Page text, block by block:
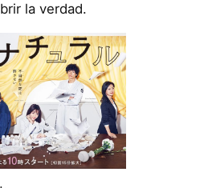
la verdad.